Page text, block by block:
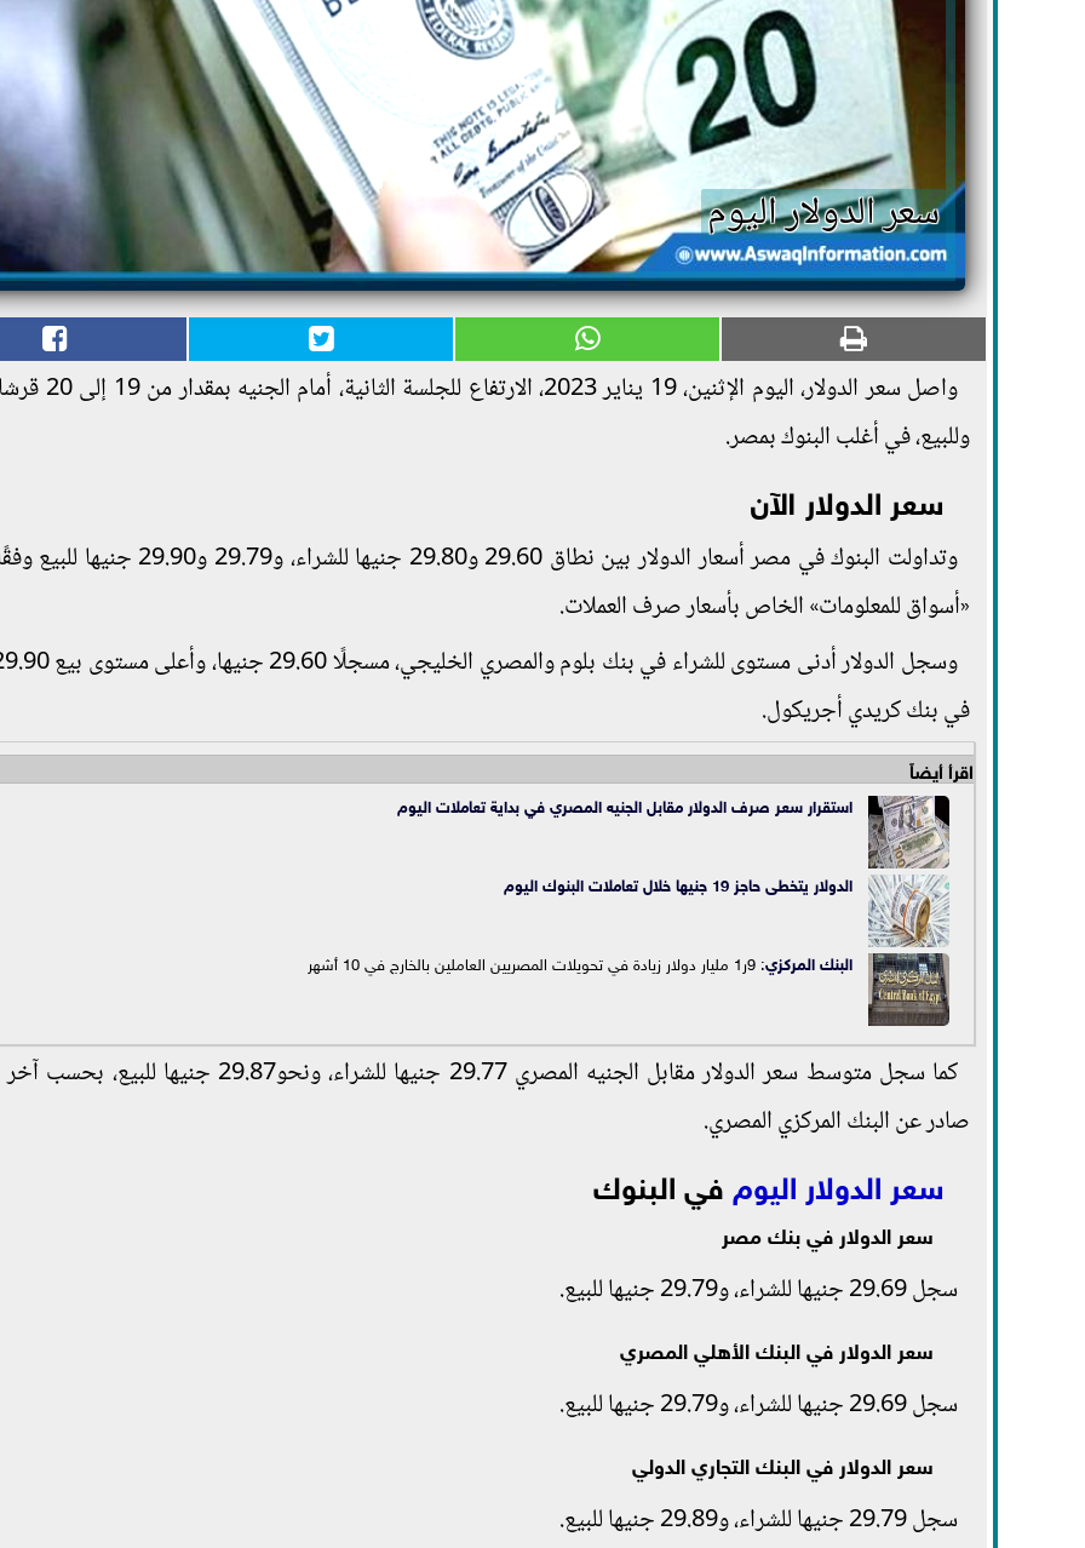
سعر الدولار اليوم
واصل سعر الدولار، اليوم الإثنين، 19
وللبيع، في أغلب البنوك بمصر.
سعر الدولار الآن
وتداولت البنوك في مصر أسعار الدولار بين نطاق 29.60 و29.80 جنيها
«أسواق للمعلومات» الخاص بأسعار صرف العملات.
في بنك كريدي أجريكول.
اقرأ أيضاً
استقرار سعر صرف الدولار مقابل الجنيه المصري في بداية تعاملات اليوم
الدولار يتخطى حاجز 19 جنيها خلال تعاملات البنوك اليوم
البنك المركزي: 9ر1 مليار دولار زيادة في تحويلات المصريين العاملين بالخارج في 10 أشهر
كما سجل متوسط سعر الدولار مقابل الجنيه المصري 29.77 جنيها للشراء، ونحو29.87
صادر عن البنك المركزي المصري.
سعر الدولار اليوم في البنوك
سعر الدولار في بنك مصر
سجل 29.69 جنيها للشراء، و29.79 جنيها للبيع.
سعر الدولار في البنك الأهلي المصري
سجل 29.69 جنيها للشراء، و29.79 جنيها للبيع.
سعر الدولار في البنك التجاري الدولي
سجل 29.79 جنيها للشراء، و29.89 جنيها للبيع.